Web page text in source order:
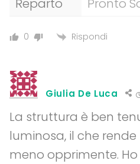
Reparto
Pronto
0 Rispondi
Giulia De Luca
La struttura è ben
luminosa, il che
meno opprimente.